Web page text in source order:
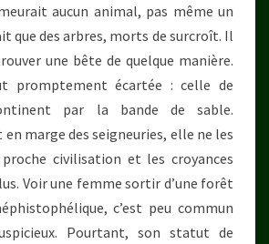
aucun animal, pas même un
que des arbres, morts de surcroît. Il
une bête de quelque manière.
promptement écartée : celle de
par la bande de sable.
en marge des seigneuries, elle ne les
civilisation et les croyances
Voir une femme sortir d’une forêt
c’est peu commun
Pourtant, son statut de